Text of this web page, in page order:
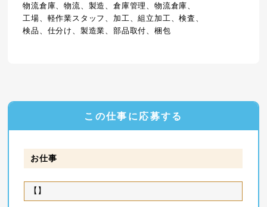
物流倉庫、物流、製造、倉庫管理、物流倉庫、
工場、軽作業スタッフ、加工、組立加工、検査、
検品、仕分け、製造業、部品取付、梱包
この仕事に応募する
お仕事